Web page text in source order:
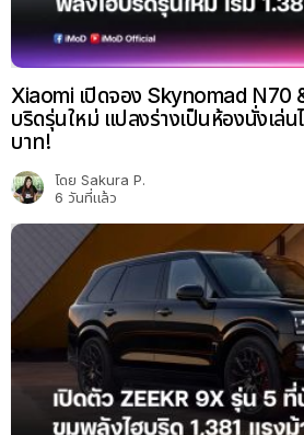
Xiaomi เปิดจอง Skynomad N70
บริดรุ่นใหม่ แปลงร่างเป็นห้องนั่งเล่
บาท!
โดย Sakura P.
6 วันที่แล้ว